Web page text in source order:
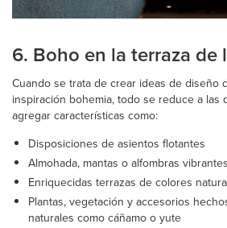
6. Boho en la terraza de
Cuando se trata de crear ideas de diseño
inspiración bohemia, todo se reduce a las
agregar características como:
Disposiciones de asientos flotantes
Almohada, mantas o alfombras
Enriquecidas terrazas de colores
Plantas, vegetación y accesorios
naturales como cáñamo o yute